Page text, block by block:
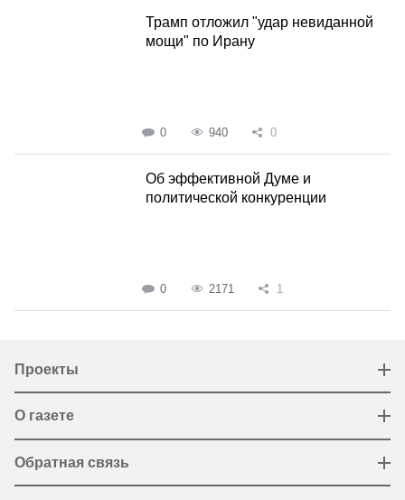
Трамп отложил "удар невиданной
мощи" по Ирану
0 940 0
Об эффективной Думе и
политической конкуренции
0 2171 1
Проекты
О газете
Обратная связь